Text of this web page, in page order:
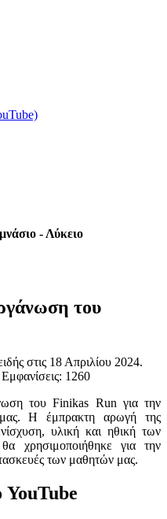
- Λύκειο
του
στις 18 Απριλίου 2024.
1260
του Finikas Run για την
Η έμπρακτη αρωγή της
υλική και ηθική των
χρησιμοποιήθηκε για την
των μαθητών μας.
YouTube